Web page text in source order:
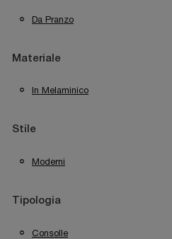
Da Pranzo
Materiale
In Melaminico
Stile
Moderni
Tipologia
Consolle